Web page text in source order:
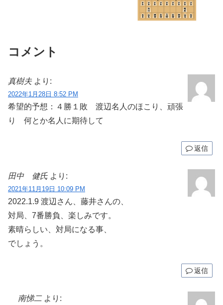
コメント
真樹夫 より:
2022年1月28日 8:52 PM
希望的予想：４勝１敗 渡辺名人のほこり、頑張
り 何とか名人に期待して
返信
田中 健氏 より:
2021年11月19日 10:09 PM
2022.1.9 渡辺さん、藤井さんの、
対局、7番勝負、楽しみです。
素晴らしい、対局になる事、
でしょう。
返信
南悌二 より: